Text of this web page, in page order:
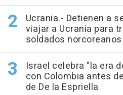
Ucrania.- Detienen a
viajar a Ucrania para
soldados norcoreanos
Israel celebra "la era
con Colombia antes
de De la Espriella